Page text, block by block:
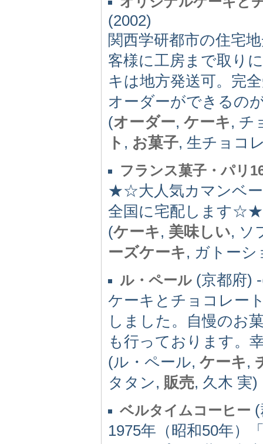
(2002)
関西学研都市の住宅
客様に工房まで取り
キは地方発送可。完
オーダーができるの
(オーダー, ケーキ, チ
ト , お菓子, 生チョコ
フランス菓子・パリ
★☆大人気カマンベー
全国に宅配します☆★
(ケーキ, 美味しい, ソ
ーズケーキ, ガトー
ル・ペール (京都府)
ケーキとチョコレー
しました。自慢のお
も行っております。
(ル・ペール, ケーキ,
タタン, 販売, 久木 実)
ベルタイムコーヒー
1975年（昭和50年）